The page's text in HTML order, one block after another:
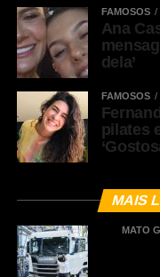
FAMOSOS
Ana
dela’
FAMOSOS
pilates
MAIS
MATO